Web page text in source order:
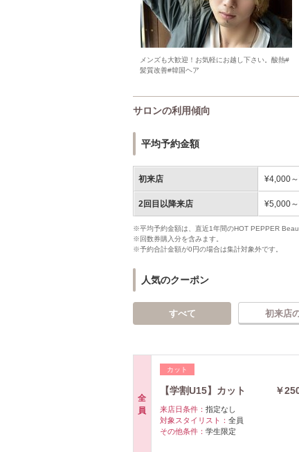
メンズも大歓迎！お気軽にお越し下さい。酸熱#
髪質改善#韓国ヘア
サロンの利用傾向
平均予約金額
初来店 ¥4,000
2回目以降来店 ¥5,000
※平均予約金額は、直近1年間のHOT PEPPER
※回数券購入分を含みます。
※予約合計金額が0円の場合は集計対象外です。
人気のクーポン
すべて 初来店
全
員
カット
【学割U15】カット ￥
来店日条件： 指定なし
対象スタイリスト： 全員
その他条件： 学生限定